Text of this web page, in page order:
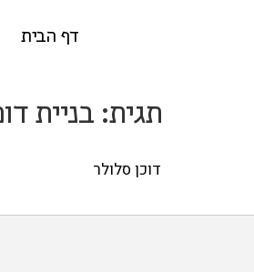
דף הבית
תגית:בניית
דוכן סלולר